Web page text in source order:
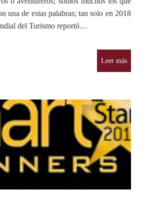
una de estas palabras; tan solo en 2018
del Turismo reportó…
Leer más